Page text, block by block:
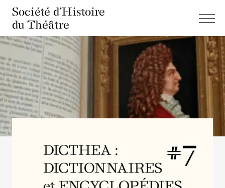
Société d'Histoire
du Théâtre